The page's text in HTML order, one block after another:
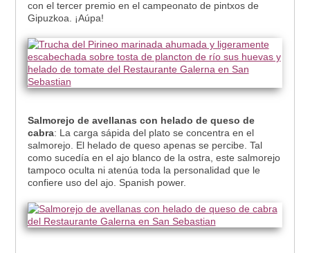
con el tercer premio en el campeonato de pintxos de
Gipuzkoa. ¡Aúpa!
Salmorejo de avellanas con helado de queso de
cabra: La carga sápida del plato se concentra en el
salmorejo. El helado de queso apenas se percibe. Tal
como sucedía en el ajo blanco de la ostra, este salmorejo
tampoco oculta ni atenúa toda la personalidad que le
confiere uso del ajo. Spanish power.